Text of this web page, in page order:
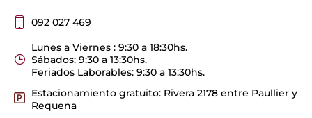
092 027 469
Lunes a Viernes : 9:30 a 18:30hs.
Sábados: 9:30 a 13:30hs.
Feriados Laborables: 9:30 a 13:30hs.
Estacionamiento gratuito: Rivera 2178 entre Paullier y
Requena